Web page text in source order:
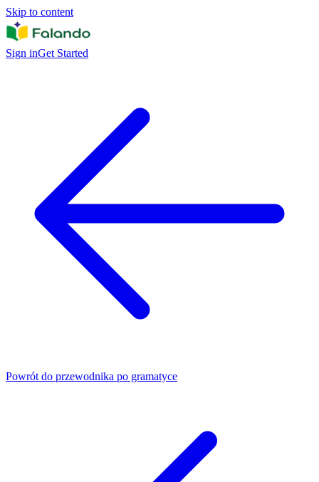
Skip to content
Sign inGet Started
Powrót do przewodnika po gramatyce